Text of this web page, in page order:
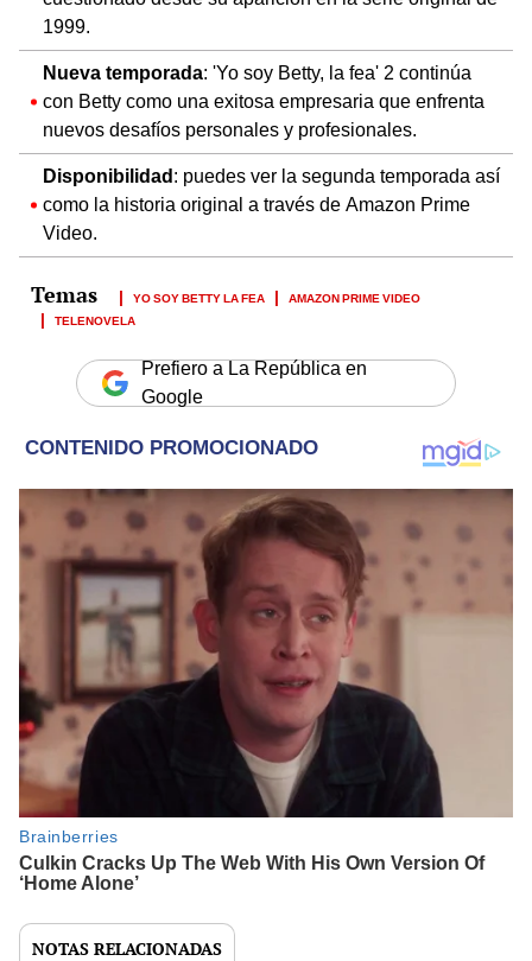
1999.
Nueva temporada: 'Yo soy Betty, la fea' 2 continúa
con Betty como una exitosa empresaria que enfrenta
nuevos desafíos personales y profesionales.
Disponibilidad : puedes ver la segunda temporada así
como la historia original a través de Amazon Prime
Video.
YO SOY BETTY LA FEA
AMAZON PRIME VIDEO
TELENOVELA
Prefiero a La República en
Google
NOTAS RELACIONADAS